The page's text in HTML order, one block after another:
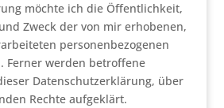
möchte ich die Öffentlichkeit,
Zweck der von mir erhobenen,
personenbezogenen
Ferner werden betroffene
Datenschutzerklärung, über
Rechte aufgeklärt.